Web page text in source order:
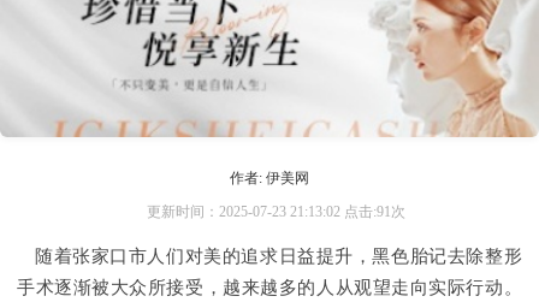
作者: 伊美网
更新时间：2025-07-23 21:13:02 点击:91次
随着张家口市人们对美的追求日益提升，黑色胎记去除整形
手术逐渐被大众所接受，越来越多的人从观望走向实际行动。